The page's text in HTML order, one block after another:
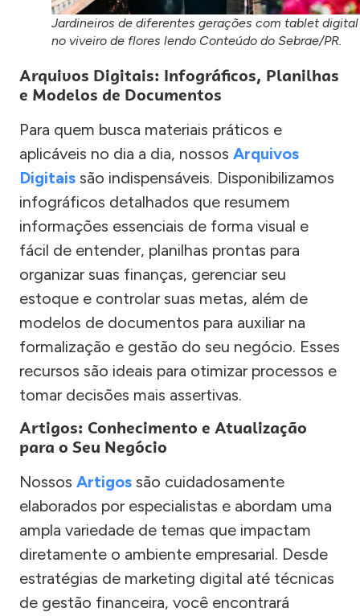
Jardineiros de diferentes gerações com tablet digital
no viveiro de flores lendo Conteúdo do Sebrae/PR.
Arquivos Digitais: Infográficos, Planilhas
e Modelos de Documentos
Para quem busca materiais práticos e
aplicáveis no dia a dia, nossos Arquivos
Digitais são indispensáveis. Disponibilizamos
infográficos detalhados que resumem
informações essenciais de forma visual e
fácil de entender, planilhas prontas para
organizar suas finanças, gerenciar seu
estoque e controlar suas metas, além de
modelos de documentos para auxiliar na
formalização e gestão do seu negócio. Esses
recursos são ideais para otimizar processos e
tomar decisões mais assertivas.
Artigos: Conhecimento e Atualização
para o Seu Negócio
Nossos Artigos são cuidadosamente
elaborados por especialistas e abordam uma
ampla variedade de temas que impactam
diretamente o ambiente empresarial. Desde
estratégias de marketing digital até técnicas
de gestão financeira, você encontrará